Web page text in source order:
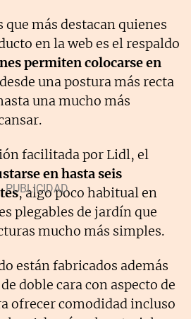
más destacan quienes
en la web es el respaldo
permiten colocarse en
desde una postura más recta
una mucho más
facilitada por Lidl, el
en hasta seis
, algo poco habitual en
plegables de jardín que
mucho más simples.
están fabricados además
doble cara con aspecto de
ofrecer comodidad incluso